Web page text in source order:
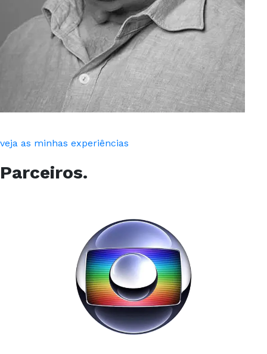
veja as minhas experiências
Parceiros.